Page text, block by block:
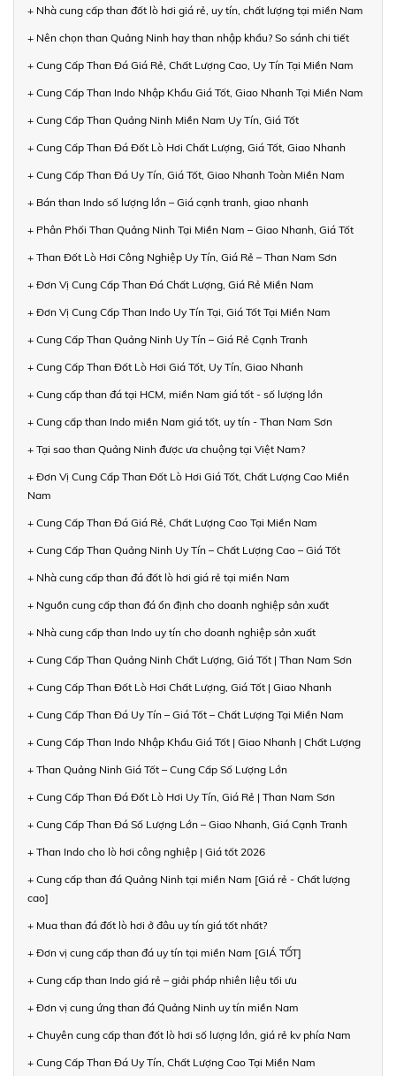
+ Nhà cung cấp than đốt lò hơi giá rẻ, uy tín, chất lượng tại miền Nam
+ Nên chọn than Quảng Ninh hay than nhập khẩu? So sánh chi tiết
+ Cung Cấp Than Đá Giá Rẻ, Chất Lượng Cao, Uy Tín Tại Miền Nam
+ Cung Cấp Than Indo Nhập Khẩu Giá Tốt, Giao Nhanh Tại Miền Nam
+ Cung Cấp Than Quảng Ninh Miền Nam Uy Tín, Giá Tốt
+ Cung Cấp Than Đá Đốt Lò Hơi Chất Lượng, Giá Tốt, Giao Nhanh
+ Cung Cấp Than Đá Uy Tín, Giá Tốt, Giao Nhanh Toàn Miền Nam
+ Bán than Indo số lượng lớn – Giá cạnh tranh, giao nhanh
+ Phân Phối Than Quảng Ninh Tại Miền Nam – Giao Nhanh, Giá Tốt
+ Than Đốt Lò Hơi Công Nghiệp Uy Tín, Giá Rẻ – Than Nam Sơn
+ Đơn Vị Cung Cấp Than Đá Chất Lượng, Giá Rẻ Miền Nam
+ Đơn Vị Cung Cấp Than Indo Uy Tín Tại, Giá Tốt Tại Miền Nam
+ Cung Cấp Than Quảng Ninh Uy Tín – Giá Rẻ Cạnh Tranh
+ Cung Cấp Than Đốt Lò Hơi Giá Tốt, Uy Tín, Giao Nhanh
+ Cung cấp than đá tại HCM, miền Nam giá tốt - số lượng lớn
+ Cung cấp than Indo miền Nam giá tốt, uy tín - Than Nam Sơn
+ Tại sao than Quảng Ninh được ưa chuộng tại Việt Nam?
+ Đơn Vị Cung Cấp Than Đốt Lò Hơi Giá Tốt, Chất Lượng Cao Miền
Nam
+ Cung Cấp Than Đá Giá Rẻ, Chất Lượng Cao Tại Miền Nam
+ Cung Cấp Than Quảng Ninh Uy Tín – Chất Lượng Cao – Giá Tốt
+ Nhà cung cấp than đá đốt lò hơi giá rẻ tại miền Nam
+ Nguồn cung cấp than đá ổn định cho doanh nghiệp sản xuất
+ Nhà cung cấp than Indo uy tín cho doanh nghiệp sản xuất
+ Cung Cấp Than Quảng Ninh Chất Lượng, Giá Tốt | Than Nam Sơn
+ Cung Cấp Than Đốt Lò Hơi Chất Lượng, Giá Tốt | Giao Nhanh
+ Cung Cấp Than Đá Uy Tín – Giá Tốt – Chất Lượng Tại Miền Nam
+ Cung Cấp Than Indo Nhập Khẩu Giá Tốt | Giao Nhanh | Chất Lượng
+ Than Quảng Ninh Giá Tốt – Cung Cấp Số Lượng Lớn
+ Cung Cấp Than Đá Đốt Lò Hơi Uy Tín, Giá Rẻ | Than Nam Sơn
+ Cung Cấp Than Đá Số Lượng Lớn – Giao Nhanh, Giá Cạnh Tranh
+ Than Indo cho lò hơi công nghiệp | Giá tốt 2026
+ Cung cấp than đá Quảng Ninh tại miền Nam [Giá rẻ - Chất lượng
cao]
+ Mua than đá đốt lò hơi ở đâu uy tín giá tốt nhất?
+ Đơn vị cung cấp than đá uy tín tại miền Nam [GIÁ TỐT]
+ Cung cấp than Indo giá rẻ – giải pháp nhiên liệu tối ưu
+ Đơn vị cung ứng than đá Quảng Ninh uy tín miền Nam
+ Chuyên cung cấp than đốt lò hơi số lượng lớn, giá rẻ kv phía Nam
+ Cung Cấp Than Đá Uy Tín, Chất Lượng Cao Tại Miền Nam